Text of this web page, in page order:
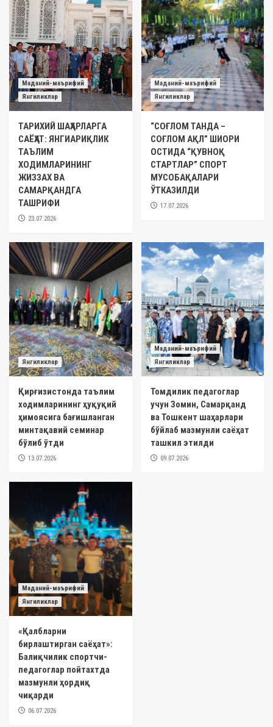
Маданий-маърифий
Янгиликлар
ТАРИХИЙ ШАҲАРЛАРГА
САЁҲАТ: ЯНГИАРИҚЛИК
ТАЪЛИМ
ХОДИМЛАРИНИНГ
ЖИЗЗАХ ВА
САМАРҚАНДГА
ТАШРИФИ
23.07.2026
Маданий-маърифий
Янгиликлар
“СОҒЛОМ ТАНДА –
СОҒЛОМ АҚЛ” ШИОРИ
ОСТИДА “ҚУВНОҚ
СТАРТЛАР” СПОРТ
МУСОБАҚАЛАРИ
ЎТКАЗИЛДИ
17.07.2026
Янгиликлар
Қирғизистонда таълим
ходимларининг ҳуқуқий
ҳимоясига бағишланган
минтақавий семинар
бўлиб ўтди
13.07.2026
Маданий-маърифий
Янгиликлар
Томдилик педагоглар
учун Зомин, Самарқанд
ва Тошкент шаҳарлари
бўйлаб мазмунли саёҳат
ташкил этилди
09.07.2026
Маданий-маърифий
Янгиликлар
«Қалбларни
бирлаштирган саёҳат»:
Балиқчилик спортчи-
педагоглар пойтахтда
мазмунли ҳордиқ
чиқарди
06.07.2026